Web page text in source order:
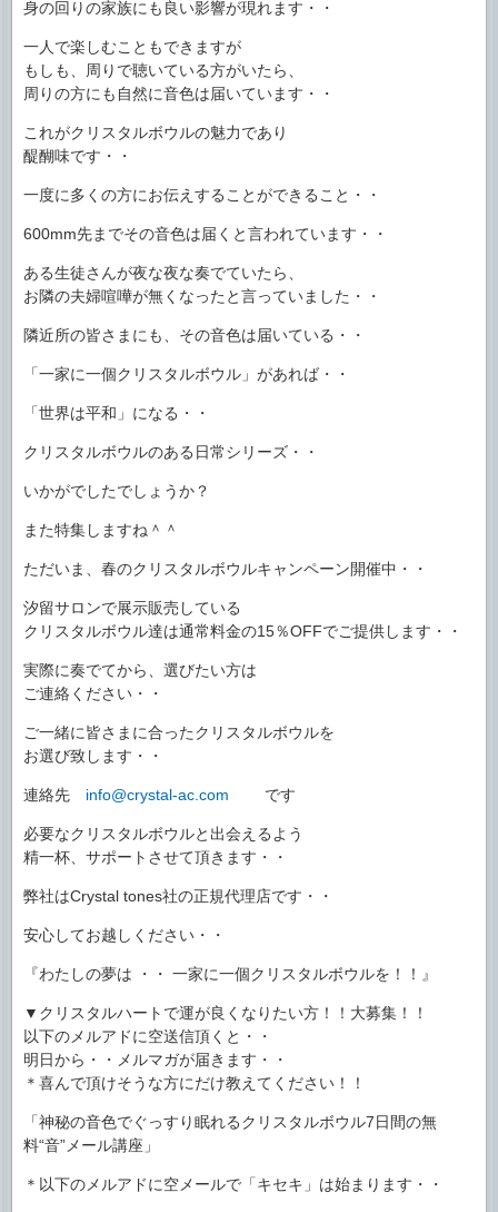
身の回りの家族にも良い影響が現れます・・
一人で楽しむこともできますが
もしも、周りで聴いている方がいたら、
周りの方にも自然に音色は届いています・・
これがクリスタルボウルの魅力であり
醍醐味です・・
一度に多くの方にお伝えすることができること・・
600mm先までその音色は届くと言われています・・
ある生徒さんが夜な夜な奏でていたら、
お隣の夫婦喧嘩が無くなったと言っていました・・
隣近所の皆さまにも、その音色は届いている・・
「一家に一個クリスタルボウル」があれば・・
「世界は平和」になる・・
クリスタルボウルのある日常シリーズ・・
いかがでしたでしょうか？
また特集しますね＾＾
ただいま、春のクリスタルボウルキャンペーン開催中・・
汐留サロンで展示販売している
クリスタルボウル達は通常料金の15％OFFでご提供します・・
実際に奏でてから、選びたい方は
ご連絡ください・・
ご一緒に皆さまに合ったクリスタルボウルを
お選び致します・・
連絡先 info@crystal-ac.com です
必要なクリスタルボウルと出会えるよう
精一杯、サポートさせて頂きます・・
弊社はCrystal tones社の正規代理店です・・
安心してお越しください・・
『わたしの夢は ・・ 一家に一個クリスタルボウルを！！』
▼クリスタルハートで運が良くなりたい方！！大募集！！
以下のメルアドに空送信頂くと・・
明日から・・メルマガが届きます・・
＊喜んで頂けそうな方にだけ教えてください！！
「神秘の音色でぐっすり眠れるクリスタルボウル7日間の無
料“音”メール講座」
＊以下のメルアドに空メールで「キセキ」は始まります・・